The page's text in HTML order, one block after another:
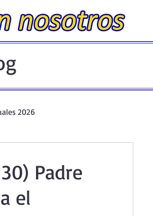
2026
Padre
el